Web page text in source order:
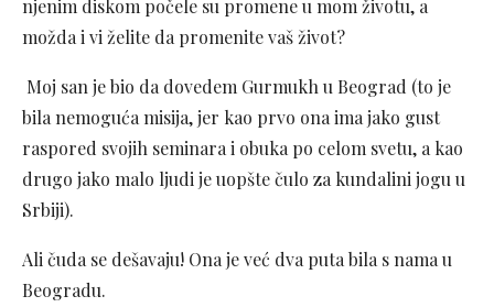
njenim diskom počele su promene u mom životu, a
možda i vi želite da promenite vaš život?
Moj san je bio da dovedem Gurmukh u Beograd (to je
bila nemoguća misija, jer kao prvo ona ima jako gust
raspored svojih seminara i obuka po celom svetu, a kao
drugo jako malo ljudi je uopšte čulo za kundalini jogu u
Srbiji).
Ali čuda se dešavaju! Ona je već dva puta bila s nama u
Beogradu.